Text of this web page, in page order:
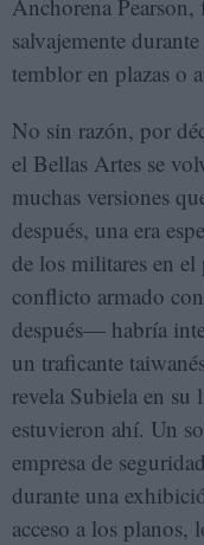
Anchorena Pearson,
salvajemente
temblor en plazas o
No sin razón, por
el Bellas Artes se
muchas versiones
después, una era
de los militares en
conflicto armado
después— habría
un traficante
revela Subiela en su
estuvieron ahí. Un
empresa de
durante una
acceso a los planos,